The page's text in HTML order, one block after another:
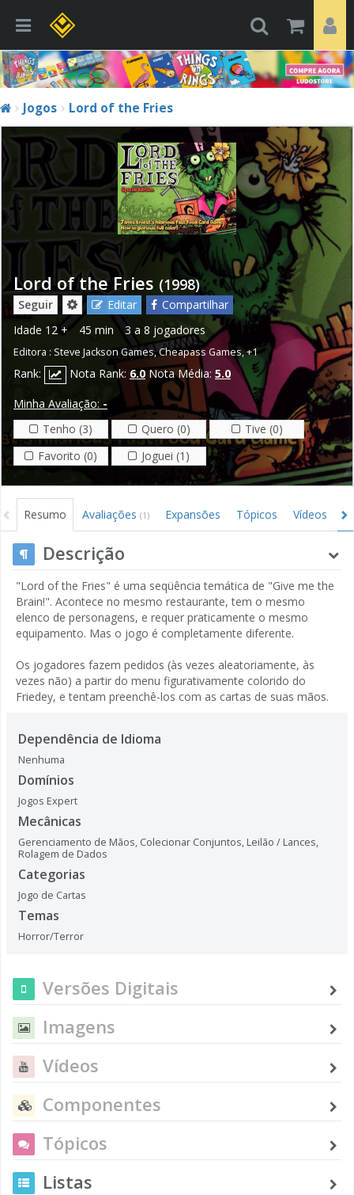
Jogos Lord of the Fries
Lord of the Fries (1998)
Seguir Editar
Compartilhar
Idade 12 + 45 min 3 a 8 jogadores
Editora : Steve Jackson Games,Cheapass Games,+1
Rank: Nota Rank: 6.0 Nota Média: 5.0
Minha Avaliação: -
Tenho (3)
Quero (0)
Tive (0)
Favorito (0)
Joguei (1)
Resumo Avaliações (1) Expansões Tópicos Vídeos
Descrição
"Lord of the Fries" é uma seqüência temática de "Give me the
Brain!". Acontece no mesmo restaurante, tem o mesmo
elenco de personagens, e requer praticamente o mesmo
equipamento. Mas o jogo é completamente diferente.
Os jogadores fazem pedidos (às vezes aleatoriamente, às
vezes não) a partir do menu figurativamente colorido do
Friedey, e tentam preenchê-los com as cartas de suas mãos.
Dependência de Idioma
Nenhuma
Domínios
Jogos Expert
Mecânicas
Gerenciamento de Mãos, Colecionar Conjuntos, Leilão / Lances,
Rolagem de Dados
Categorias
Jogo de Cartas
Temas
Horror/Terror
Versões Digitais
Imagens
Vídeos
Componentes
Tópicos
Listas